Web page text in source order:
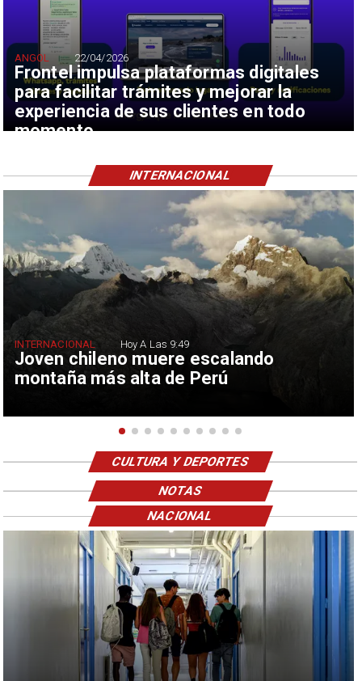
Frontel impulsa plataformas digitales
para facilitar trámites y mejorar la
experiencia de sus clientes en todo
momento
ANGOL 22/04/2026
Joven chileno muere escalando
montaña más alta de Perú
INTERNACIONAL Hoy A Las 9:49
INTERNACIONAL
CULTURA Y DEPORTES
NOTAS
NACIONAL